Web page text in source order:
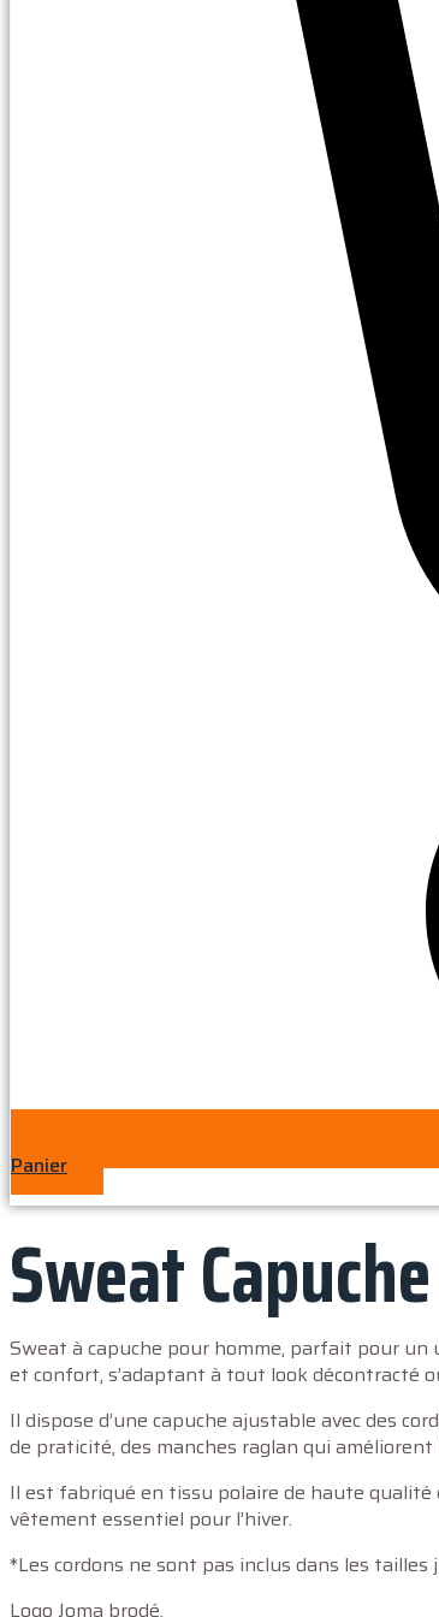
Panier
Sweat
Sweat à capuche pour homme, parfait pour
et confort, s’adaptant à tout look décontracté
Il dispose d’une capuche ajustable avec des
de praticité, des manches raglan qui
Il est fabriqué en tissu polaire de haute
vêtement essentiel pour l’hiver.
*Les cordons ne sont pas inclus dans les tailles
Logo Joma brodé.